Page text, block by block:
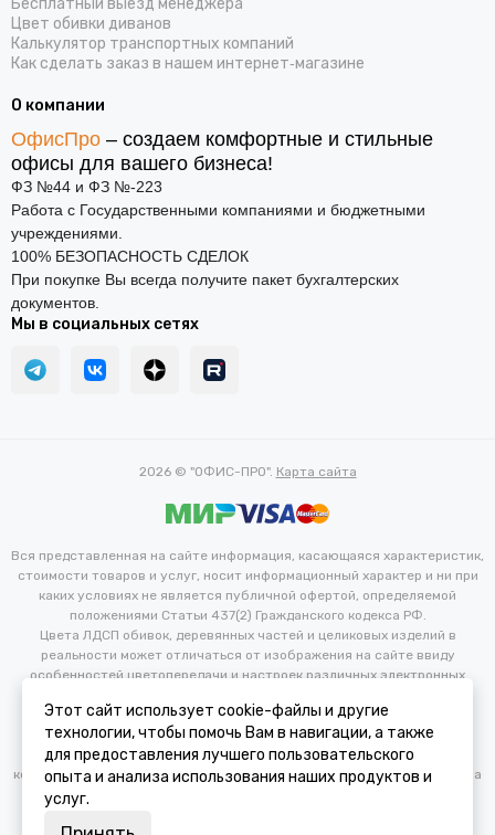
Бесплатный выезд менеджера
Цвет обивки диванов
Калькулятор транспортных компаний
Как сделать заказ в нашем интернет‑магазине
О компании
ОфисПро – создаем комфортные и стильные
офисы для вашего бизнеса!
ФЗ №44 и ФЗ №-223
Работа с Государственными компаниями и бюджетными
учреждениями.
100% БЕЗОПАСНОСТЬ СДЕЛОК
При покупке Вы всегда получите пакет бухгалтерских
документов.
Мы в социальных сетях
2026 © "ОФИС-ПРО". Карта сайта
Вся представленная на сайте информация, касающаяся характеристик,
стоимости товаров и услуг, носит информационный характер и ни при
каких условиях не является публичной офертой, определяемой
положениями Статьи 437(2) Гражданского кодекса РФ.
Цвета ЛДСП обивок, деревянных частей и целиковых изделий в
реальности может отличаться от изображения на сайте ввиду
особенностей цветопередачи и настроек различных электронных
изменения в технические и иные характеристики изделий для
улучшения их эксплуатационных и технических параметров без
предварительного уведомления потребителя. Изменение
конфигурации продукта не является основанием для возврата/обмена
Этот сайт использует cookie-файлы и другие
технологии, чтобы помочь Вам в навигации, а также
для предоставления лучшего пользовательского
опыта и анализа использования наших продуктов и
услуг.